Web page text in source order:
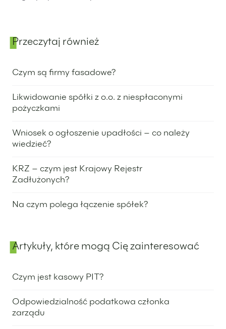
Panel boczny
Przeczytaj również
Czym są firmy fasadowe?
Likwidowanie spółki z o.o. z niespłaconymi
pożyczkami
Wniosek o ogłoszenie upadłości – co należy
wiedzieć?
KRZ – czym jest Krajowy Rejestr
Zadłużonych?
Na czym polega łączenie spółek?
Artykuły, które mogą Cię zainteresować
Czym jest kasowy PIT?
Odpowiedzialność podatkowa członka
zarządu